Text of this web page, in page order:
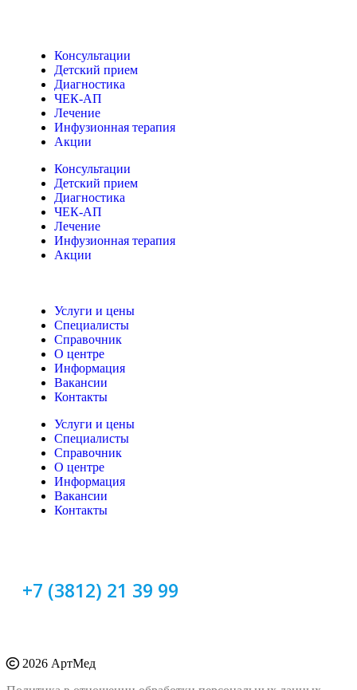
Консультации
Детский прием
Диагностика
ЧЕК-АП
Лечение
Инфузионная терапия
Акции
Консультации
Детский прием
Диагностика
ЧЕК-АП
Лечение
Инфузионная терапия
Акции
Услуги и цены
Специалисты
Справочник
О центре
Информация
Вакансии
Контакты
Услуги и цены
Специалисты
Справочник
О центре
Информация
Вакансии
Контакты
+7 (3812) 21 39 99
2026 АртМед